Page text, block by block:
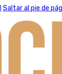
Saltar al pie de